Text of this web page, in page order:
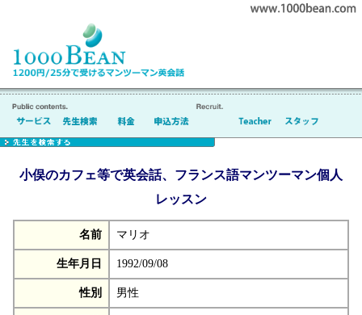
小俣のカフェ等で英会話、フランス語マンツーマン個人
レッスン
名前 マリオ
生年月日 1992/09/08
性別 男性